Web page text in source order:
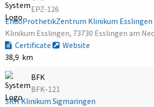
EPZ-126
EndoProthetikZentrum Klinikum Esslingen
Klinikum Esslingen, 73730 Esslingen am
Certificate
Website
38,9 km
BFK
BFK-121
SRH Klinikum Sigmaringen